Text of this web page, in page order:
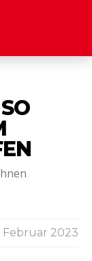
Februar 2023